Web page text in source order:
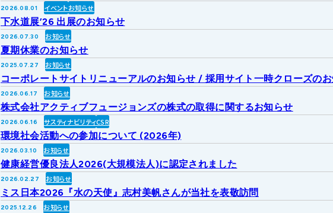
2026.08.01 イベントお知らせ
下水道展’26 出展のお知らせ
2026.07.30 お知らせ
夏期休業のお知らせ
2025.07.27 お知らせ
コーポレートサイトリニューアルのお知らせ / 採用サイト一時クローズの
2026.06.17 お知らせ
株式会社アクティブフュージョンズの株式の取得に関するお知らせ
2026.06.16 サスティナビリティCSR
環境社会活動への参加について (2026年)
2026.03.10 お知らせ
健康経営優良法人2026(大規模法人)に認定されました
2026.02.27 お知らせ
ミス日本2026『水の天使』志村美帆さんが当社を表敬訪問
2025.12.26 お知らせ